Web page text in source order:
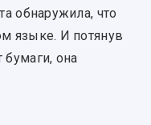
обнаружила, что
языке. И потянув
бумаги, она